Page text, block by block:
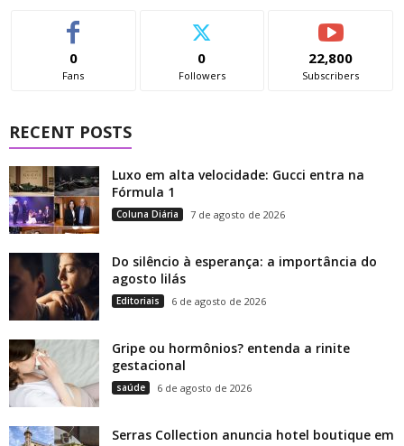
0
Fans
0
Followers
22,800
Subscribers
RECENT POSTS
Luxo em alta velocidade: Gucci entra na
Fórmula 1
Coluna Diária 7 de agosto de 2026
Do silêncio à esperança: a importância do
agosto lilás
Editoriais 6 de agosto de 2026
Gripe ou hormônios? entenda a rinite
gestacional
saúde 6 de agosto de 2026
Serras Collection anuncia hotel boutique em